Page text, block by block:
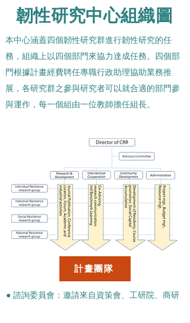
韌性研究中心組織圖
本中心涵蓋四個韌性研究群進行韌性研究的任
務，組織上以四個部門來協力達成任務。四個部
門根據計畫經費聘任專職行政助理協助業務推
展，各研究群之參與研究者可以就合適的部門參
與運作，每一個組由一位教師擔任組長。
計畫團隊
● 諮詢委員會：邀請來自資策會、工研院、商研